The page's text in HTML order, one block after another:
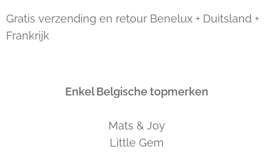
Gratis verzending en retour Benelux + Duitsland +
Frankrijk
Enkel Belgische topmerken
Mats & Joy
Little Gem